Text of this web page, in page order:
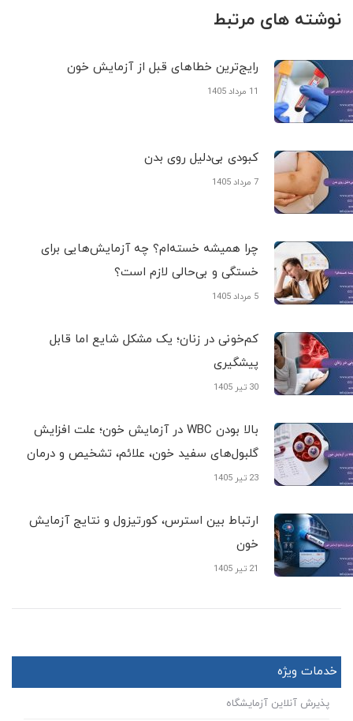
نوشته های مرتبط
رایج‌ترین خطاهای قبل از آزمایش خون
11 مرداد 1405
کبودی‌ بی‌دلیل روی بدن
7 مرداد 1405
چرا همیشه خسته‌ام؟ چه آزمایش‌هایی برای
خستگی و بی‌حالی لازم است؟
5 مرداد 1405
کم‌خونی در زنان؛ یک مشکل شایع اما قابل
پیشگیری
30 تیر 1405
بالا بودن WBC در آزمایش خون؛ علت افزایش
گلبول‌های سفید خون، علائم، تشخیص و درمان
23 تیر 1405
ارتباط بین استرس، کورتیزول و نتایج آزمایش
خون
21 تیر 1405
خدمات ویژه
پذیرش آنلاین آزمایشگاه